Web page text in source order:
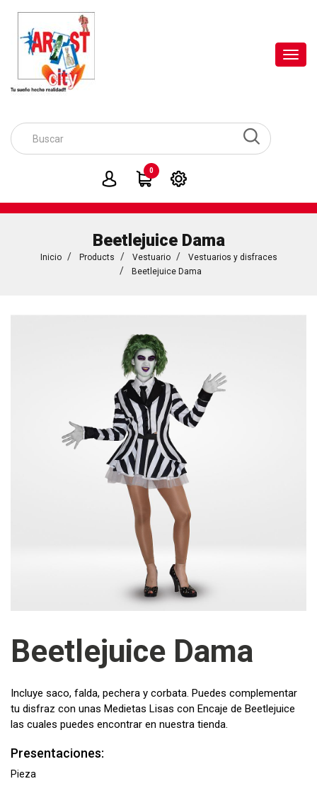
0
Beetlejuice Dama
Inicio Products Vestuario
Vestuarios y disfraces
Beetlejuice Dama
Beetlejuice Dama
Incluye saco, falda, pechera y corbata. Puedes complementar
tu disfraz con unas Medietas Lisas con Encaje de Beetlejuice
las cuales puedes encontrar en nuestra tienda.
Presentaciones:
Pieza